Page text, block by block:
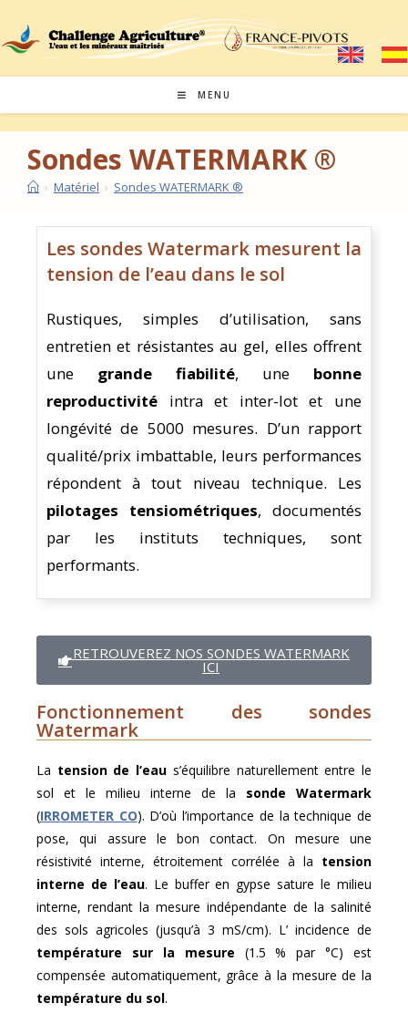
MENU
Sondes WATERMARK ®
› Matériel › Sondes WATERMARK ®
Les sondes Watermark mesurent la
tension de l’eau dans le sol
Rustiques, simples d’utilisation, sans
entretien et résistantes au gel, elles offrent
une grande fiabilité, une bonne
reproductivité intra et inter-lot et une
longévité de 5000 mesures. D’un rapport
qualité/prix imbattable, leurs performances
répondent à tout niveau technique. Les
pilotages tensiométriques, documentés
par les instituts techniques, sont
performants.
RETROUVEREZ NOS SONDES WATERMARK
ICI
Fonctionnement des sondes
Watermark
La tension de l’eau s’équilibre naturellement entre le
sol et le milieu interne de la sonde Watermark
(IRROMETER CO). D’où l’importance de la technique de
pose, qui assure le bon contact. On mesure une
résistivité interne, étroitement corrélée à la tension
interne de l’eau. Le buffer en gypse sature le milieu
interne, rendant la mesure indépendante de la salinité
des sols agricoles (jusqu’à 3 mS/cm). L’ incidence de
température sur la mesure (1.5 % par °C) est
compensée automatiquement, grâce à la mesure de la
température du sol.